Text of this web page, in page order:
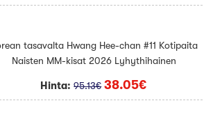
tasavalta Hwang Hee-chan #11 Kotipaita
Naisten MM-kisat 2026 Lyhythihainen
Hinta:95.13€ 38.05€